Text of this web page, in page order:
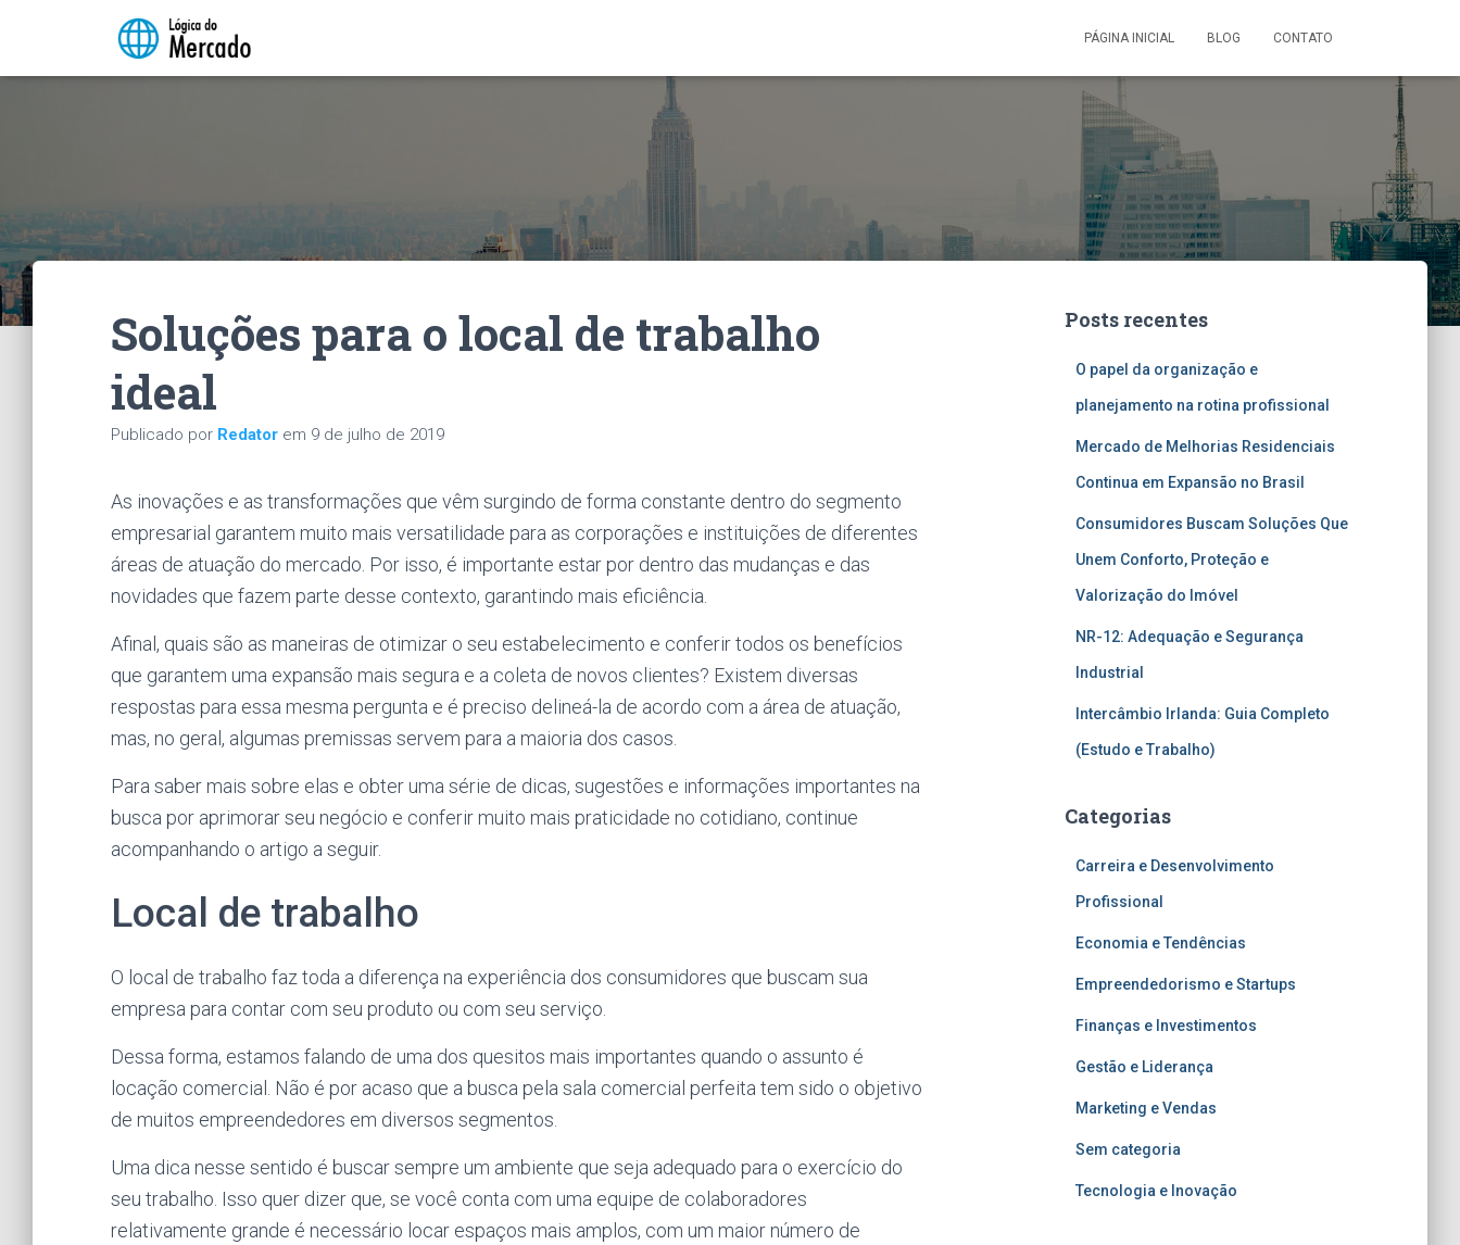
PÁGINA INICIAL BLOG CONTATO
Soluções para o local de trabalho
ideal
Publicado por Redator em 9 de julho de 2019
As inovações e as transformações que vêm surgindo de forma constante dentro do segmento
empresarial garantem muito mais versatilidade para as corporações e instituições de diferentes
áreas de atuação do mercado. Por isso, é importante estar por dentro das mudanças e das
novidades que fazem parte desse contexto, garantindo mais eficiência.
Afinal, quais são as maneiras de otimizar o seu estabelecimento e conferir todos os benefícios
que garantem uma expansão mais segura e a coleta de novos clientes? Existem diversas
respostas para essa mesma pergunta e é preciso delineá-la de acordo com a área de atuação,
mas, no geral, algumas premissas servem para a maioria dos casos.
Para saber mais sobre elas e obter uma série de dicas, sugestões e informações importantes na
busca por aprimorar seu negócio e conferir muito mais praticidade no cotidiano, continue
acompanhando o artigo a seguir.
Local de trabalho
O local de trabalho faz toda a diferença na experiência dos consumidores que buscam sua
empresa para contar com seu produto ou com seu serviço.
Dessa forma, estamos falando de uma dos quesitos mais importantes quando o assunto é
locação comercial. Não é por acaso que a busca pela sala comercial perfeita tem sido o objetivo
de muitos empreendedores em diversos segmentos.
Uma dica nesse sentido é buscar sempre um ambiente que seja adequado para o exercício do
seu trabalho. Isso quer dizer que, se você conta com uma equipe de colaboradores
relativamente grande é necessário locar espaços mais amplos, com um maior número de
Posts recentes
O papel da organização e
planejamento na rotina profissional
Mercado de Melhorias Residenciais
Continua em Expansão no Brasil
Consumidores Buscam Soluções Que
Unem Conforto, Proteção e
Valorização do Imóvel
NR-12: Adequação e Segurança
Industrial
Intercâmbio Irlanda: Guia Completo
(Estudo e Trabalho)
Categorias
Carreira e Desenvolvimento
Profissional
Economia e Tendências
Empreendedorismo e Startups
Finanças e Investimentos
Gestão e Liderança
Marketing e Vendas
Sem categoria
Tecnologia e Inovação